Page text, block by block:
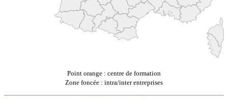
Point orange : centre de formation
Zone foncée : intra/inter entreprises